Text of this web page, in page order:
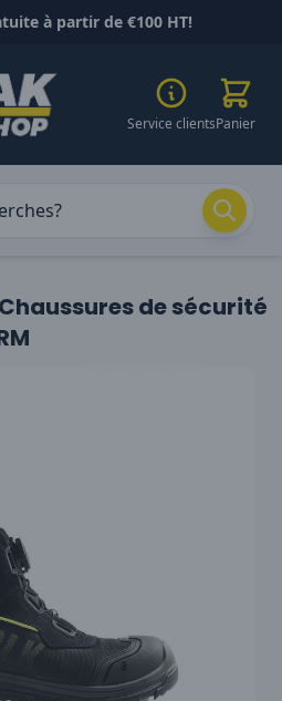
à partir de €100 HT!
Service clientsPanier
de sécurité